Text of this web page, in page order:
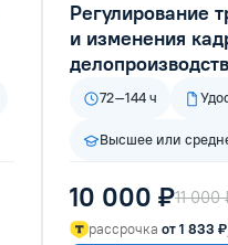
Регулирование
и изменения
72–144 ч
Высшее или
10 000 ₽11 000
рассрочка от 1 833 ₽